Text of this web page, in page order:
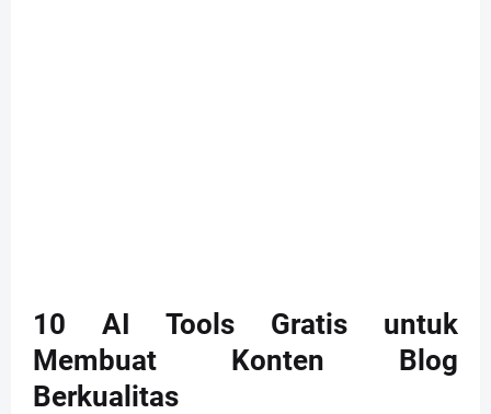
10 AI Tools Gratis untuk
Membuat Konten Blog
Berkualitas